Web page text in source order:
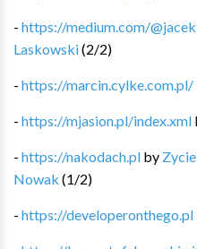
- https://medium.com/
Laskowski(2/2)
- https://marcin.cylke.com.pl/
- https://mjasion.pl/index.xml
- https://nakodach.pl by
Nowak (1/2)
- https://developeronthego.pl